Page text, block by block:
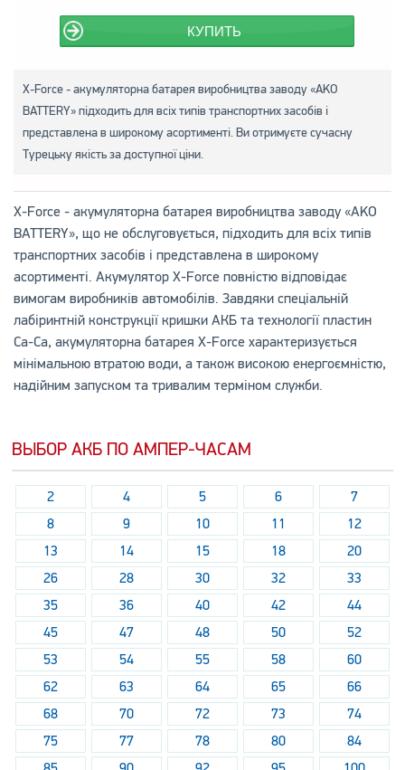
КУПИТЬ
X-Force - акумуляторна батарея виробництва заводу «AKO
BATTERY» підходить для всіх типів транспортних засобів і
представлена в широкому асортименті. Ви отримуєте сучасну
Турецьку якість за доступної ціни.
X-Force - акумуляторна батарея виробництва заводу «AKO
BATTERY», що не обслуговується, підходить для всіх типів
транспортних засобів і представлена в широкому
асортименті. Акумулятор X-Force повністю відповідає
вимогам виробників автомобілів. Завдяки спеціальній
лабіринтній конструкції кришки АКБ та технології пластин
Ca-Ca, акумуляторна батарея X-Force характеризується
мінімальною втратою води, а також високою енергоємністю,
надійним запуском та тривалим терміном служби.
ВЫБОР АКБ ПО АМПЕР-ЧАСАМ
2 4 5 6
7
8
9 10 11
12
13
14 15 18
20
26
28 30 32
33
35
36 40 42
44
45
47 48 50
52
53
54 55 58
60
62
63 64 65
66
68
70 72 73
74
75
77 78 80
84